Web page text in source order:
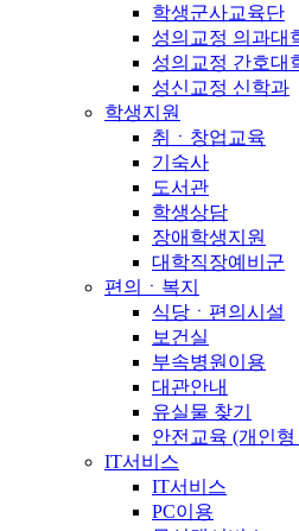
학생군사교육단
성의교정 의과대
성의교정 간호대
성신교정 신학과
학생지원
취ㆍ창업교육
기숙사
도서관
학생상담
장애학생지원
대학직장예비군
편의ㆍ복지
식당ㆍ편의시설
보건실
부속병원이용
대관안내
유실물 찾기
안전교육 (개인
IT서비스
IT서비스
PC이용